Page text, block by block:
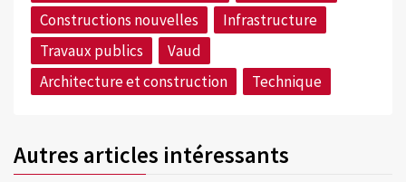
Constructions nouvelles
Infrastructure
Travaux publics
Vaud
Architecture et construction
Technique
Autres articles intéressants